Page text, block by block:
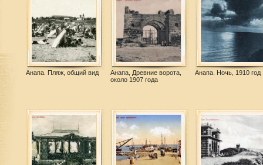
Анапа. Пляж, общий вид
Анапа, Древние ворота,
около 1907 года
Анапа. Ночь, 1910 год